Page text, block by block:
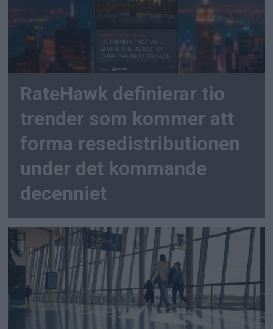
RateHawk definierar tio
trender som kommer att
forma resedistributionen
under det kommande
decenniet